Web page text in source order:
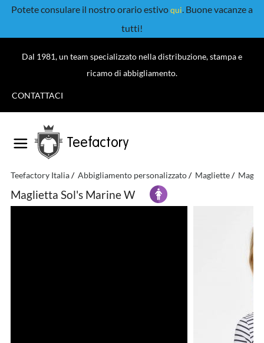
Potete consulare il nostro orario estivoqui. Buone vacanze a
tutti!
Dal 1981, un team specializzato nella distribuzione, stampa e
ricamo di abbigliamento.
CONTATTACI
Teefactory
Teefactory Italia Abbigliamento personalizzato Magliette
Maglietta Sol's Marine W